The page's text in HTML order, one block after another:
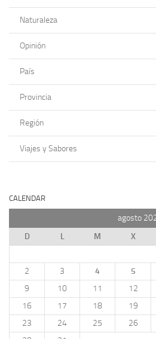
Naturaleza
Opinión
País
Provincia
Región
Viajes y Sabores
CALENDAR
agosto
D
L M X
2
3 4 5
9
10 11 12
16
17 18 19
23
24 25 26